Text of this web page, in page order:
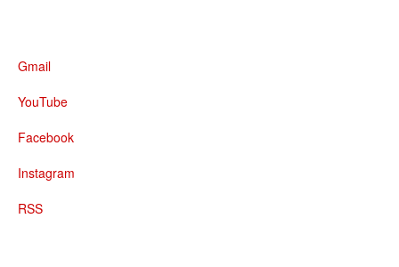
Gmail
YouTube
Facebook
Instagram
RSS